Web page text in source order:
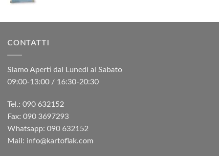
CONTATTI
Siamo Aperti dal Lunedì al Sabato
09:00-13:00 / 16:30-20:30
Tel.: 090 632152
Fax: 090 3697293‬
Whatsapp: 090 632152
Mail: info@kartoflak.com